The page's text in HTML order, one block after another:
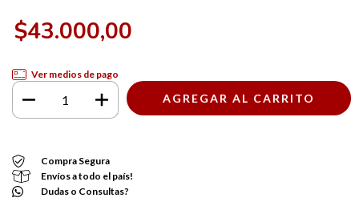
$43.000,00
Ver medios de pago
Compra Segura
Envíos a todo el país!
Dudas o Consultas?